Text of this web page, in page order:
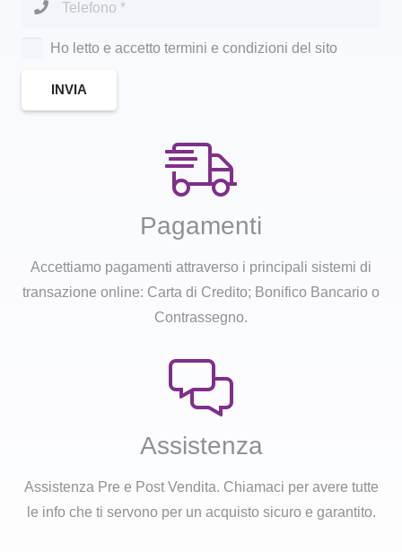
Ho letto e accetto termini e condizioni del sito
INVIA
Pagamenti
Accettiamo pagamenti attraverso i principali sistemi di
transazione online: Carta di Credito; Bonifico Bancario o
Contrassegno.
Assistenza
Assistenza Pre e Post Vendita. Chiamaci per avere tutte
le info che ti servono per un acquisto sicuro e garantito.